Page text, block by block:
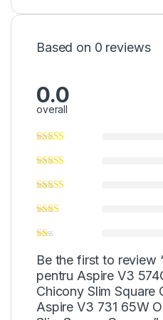
Based on 0 reviews
0.0
overall
Be the first to review
pentru Aspire V3
Chicony Slim Square
Aspire V3 731 65W